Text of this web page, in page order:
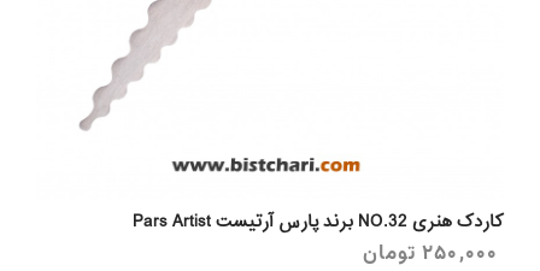
کاردک هنری NO.32 برند پارس آرتیست Pars Artist
250,000 تومان